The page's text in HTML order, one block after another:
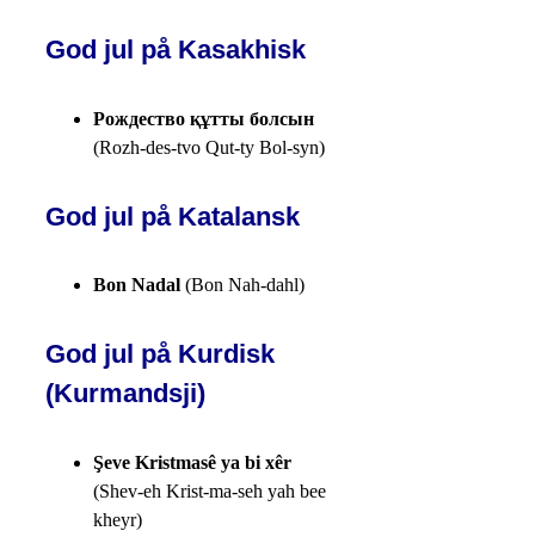
God jul på Kasakhisk
Рождество құтты болсын
(Rozh-des-tvo Qut-ty Bol-syn)
God jul på Katalansk
Bon Nadal (Bon Nah-dahl)
God jul på Kurdisk
(Kurmandsji)
Şeve Kristmasê ya bi xêr
(Shev-eh Krist-ma-seh yah bee
kheyr)